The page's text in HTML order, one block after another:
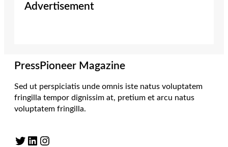
Advertisement
PressPioneer Magazine
Sed ut perspiciatis unde omnis iste natus voluptatem
fringilla tempor dignissim at, pretium et arcu natus
voluptatem fringilla.
Twitter LinkedIn Instagram